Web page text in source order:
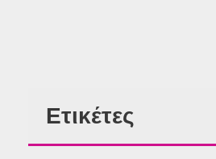
Ετικέτες